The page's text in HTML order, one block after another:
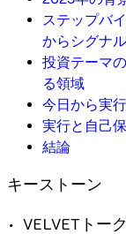
ステップバ
からシグナ
投資テーマ
る領域
今日から実
実行と自己
結論
キーストーン
• VELVETトー